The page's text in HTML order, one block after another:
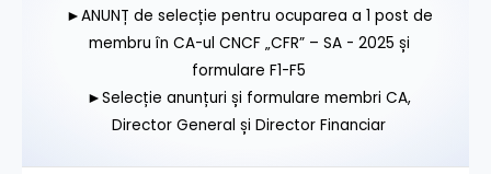
►ANUNȚ de selecție pentru ocuparea a 1 post de
membru în CA-ul CNCF „CFR” – SA - 2025 și
formulare F1-F5
►Selecție anunțuri și formulare membri CA,
Director General și Director Financiar